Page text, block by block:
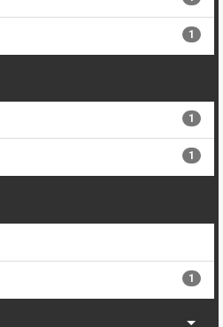
1
1
1
1